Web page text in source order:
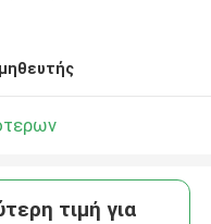
τιμή για